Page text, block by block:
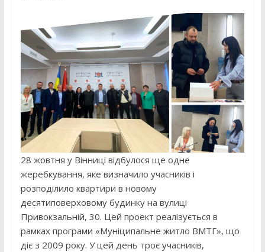
28 жовтня у Вінниці відбулося ще одне
жеребкування, яке визначило учасників і
розподілило квартири в новому
десятиповерховому будинку на вулиці
Привокзальній, 30. Цей проект реалізується в
рамках програми «Муніципальне житло ВМТГ», що
діє з 2009 року. У цей день троє учасників,